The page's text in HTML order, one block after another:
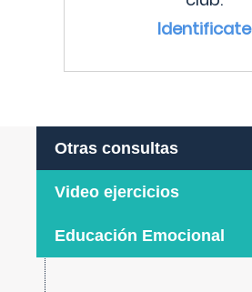
Identificate
Otras consultas
Video ejercicios
Educación Emocional